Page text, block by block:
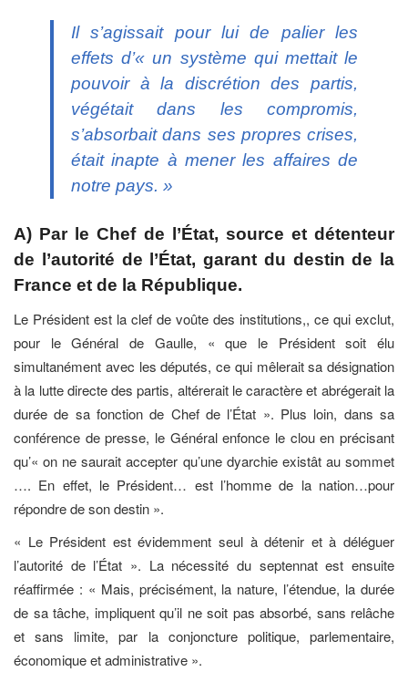
Il s’agissait pour lui de palier les
effets d’« un système qui mettait le
pouvoir à la discrétion des partis,
végétait dans les compromis,
s’absorbait dans ses propres crises,
était inapte à mener les affaires de
notre pays. »
A) Par le Chef de l’État, source et détenteur
de l’autorité de l’État, garant du destin de la
France et de la République.
Le Président est la clef de voûte des institutions,, ce qui exclut,
pour le Général de Gaulle, « que le Président soit élu
simultanément avec les députés, ce qui mêlerait sa désignation
à la lutte directe des partis, altérerait le caractère et abrégerait la
durée de sa fonction de Chef de l’État ». Plus loin, dans sa
conférence de presse, le Général enfonce le clou en précisant
qu’« on ne saurait accepter qu’une dyarchie existât au sommet
…. En effet, le Président… est l’homme de la nation…pour
répondre de son destin ».
« Le Président est évidemment seul à détenir et à déléguer
l’autorité de l’État ». La nécessité du septennat est ensuite
réaffirmée : « Mais, précisément, la nature, l’étendue, la durée
de sa tâche, impliquent qu’il ne soit pas absorbé, sans relâche
et sans limite, par la conjoncture politique, parlementaire,
économique et administrative ».